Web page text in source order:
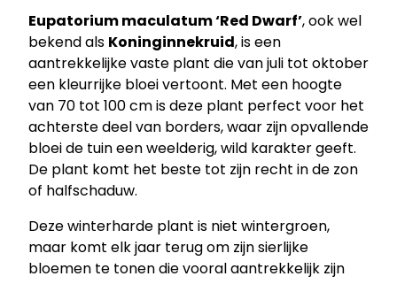
Eupatorium maculatum ‘Red Dwarf’, ook wel
bekend als Koninginnekruid, is een
aantrekkelijke vaste plant die van juli tot oktober
een kleurrijke bloei vertoont. Met een hoogte
van 70 tot 100 cm is deze plant perfect voor het
achterste deel van borders, waar zijn opvallende
bloei de tuin een weelderig, wild karakter geeft.
De plant komt het beste tot zijn recht in de zon
of halfschaduw.
Deze winterharde plant is niet wintergroen,
maar komt elk jaar terug om zijn sierlijke
bloemen te tonen die vooral aantrekkelijk zijn